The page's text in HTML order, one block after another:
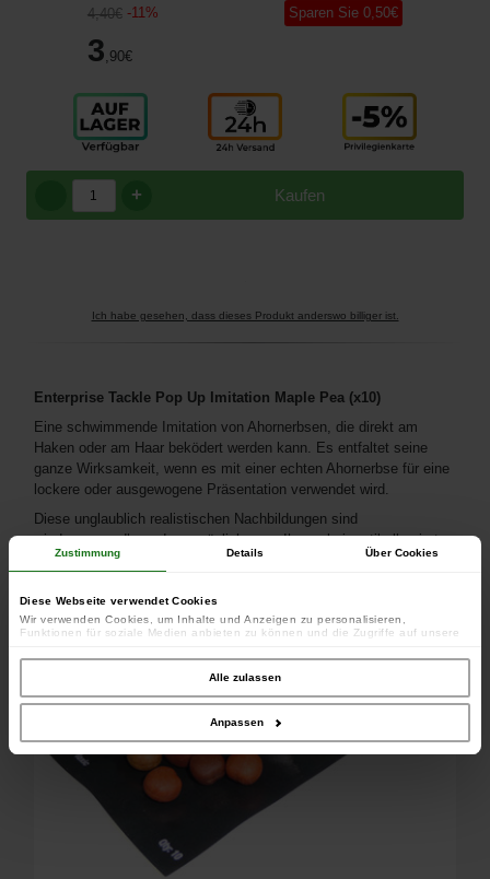
Zustimmung Details Über Cookies
Diese Webseite verwendet Cookies
Wir verwenden Cookies, um Inhalte und Anzeigen zu personalisieren,
Funktionen für soziale Medien anbieten zu können und die Zugriffe auf unsere
unserer Website an unsere Partner für soziale Medien, Werbung und Analysen
weiter. Unsere Partner führen diese Informationen möglicherweise mit weiteren
Daten zusammen, die Sie ihnen bereitgestellt haben oder die sie im Rahmen
Ihrer Nutzung der Dienste gesammelt haben.
Alle zulassen
Anpassen
4,40€ -11%
3 ,90€
Sparen Sie 0 ,50€
Kaufen
+
Ich habe gesehen, dass dieses Produkt anderswo billiger ist.
Enterprise Tackle Pop Up Imitation Maple Pea (x10)
Eine schwimmende Imitation von Ahornerbsen, die direkt am
Haken oder am Haar beködert werden kann. Es entfaltet seine
ganze Wirksamkeit, wenn es mit einer echten Ahornerbse für eine
lockere oder ausgewogene Präsentation verwendet wird.
Diese unglaublich realistischen Nachbildungen sind
wiederverwendbar oder ermöglichen es Ihnen, bei partikelbasierten
Grundierungen einen Unterschied zu machen.